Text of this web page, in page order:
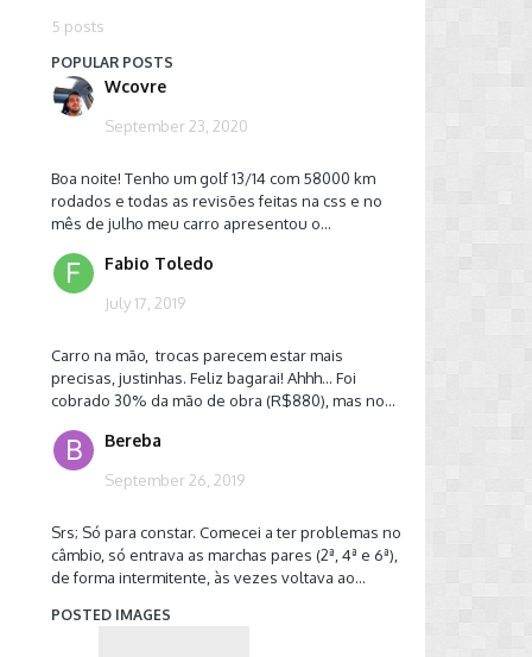
15 posts
POPULAR POSTS
Wcovre
September 23, 2020
Boa noite! Tenho um golf 13/14 com 58000 km
rodados e todas as revisões feitas na css e no
mês de julho meu carro apresentou o...
Fabio Toledo
July 17, 2019
Carro na mão, trocas parecem estar mais
precisas, justinhas. Feliz bagarai! Ahhh... Foi
cobrado 30% da mão de obra (R$880), mas no...
Bereba
September 26, 2019
Srs; Só para constar. Comecei a ter problemas no
câmbio, só entrava as marchas pares (2ª, 4ª e 6ª),
de forma intermitente, às vezes voltava ao...
POSTED IMAGES